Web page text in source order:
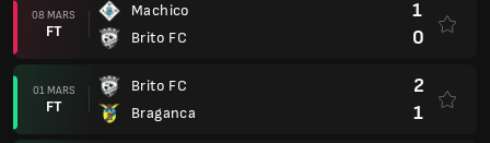
08 MARS
FT
Machico
Brito FC
1
0
01 MARS
FT
Brito FC
Braganca
2
1